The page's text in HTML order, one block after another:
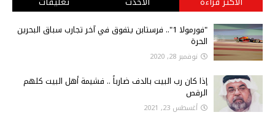
"فورمولا 1".. فرستابن يتفوق في آخر تجارب سباق البحرين
الحرة
نوفمبر 28, 2020
إذا كان رب البيت بالدف ضارباً .. فشيمة أهل البيت كلهم
الرقص
أغسطس 23, 2021